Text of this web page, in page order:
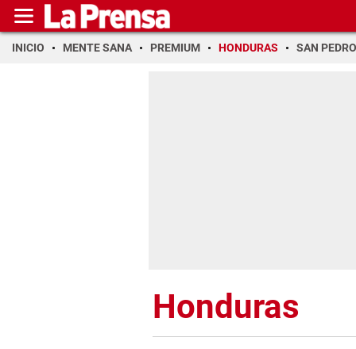
INICIO MENTE SANA PREMIUM HONDURAS SAN PEDRO
Honduras